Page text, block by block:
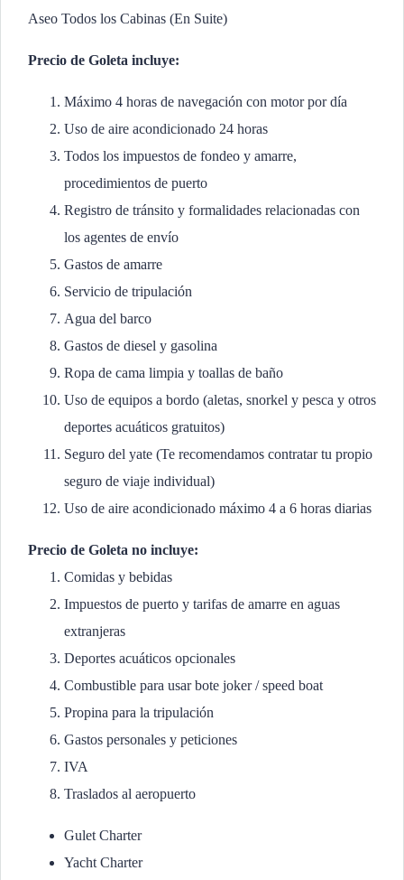
Aseo Todos los Cabinas (En Suite)
Precio de Goleta incluye:
Máximo 4 horas de navegación con motor por día
Uso de aire acondicionado 24 horas
Todos los impuestos de fondeo y amarre,
procedimientos de puerto
Registro de tránsito y formalidades relacionadas con
los agentes de envío
Gastos de amarre
Servicio de tripulación
Agua del barco
Gastos de diesel y gasolina
Ropa de cama limpia y toallas de baño
Uso de equipos a bordo (aletas, snorkel y pesca y otros
deportes acuáticos gratuitos)
Seguro del yate (Te recomendamos contratar tu propio
seguro de viaje individual)
Uso de aire acondicionado máximo 4 a 6 horas diarias
Precio de Goleta no incluye:
Comidas y bebidas
Impuestos de puerto y tarifas de amarre en aguas
extranjeras
Deportes acuáticos opcionales
Combustible para usar bote joker / speed boat
Propina para la tripulación
Gastos personales y peticiones
IVA
Traslados al aeropuerto
Gulet Charter
Yacht Charter